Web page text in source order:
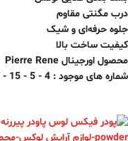
درب مگنتی مقاوم
جلوه حرفه‌ای و شیک
کیفیت ساخت بالا
محصول اورجینال Pierre Rene
شماره های موجود : 4 - 5 - 15 - 16 - 22 - 30 - 37 - 38 - 39